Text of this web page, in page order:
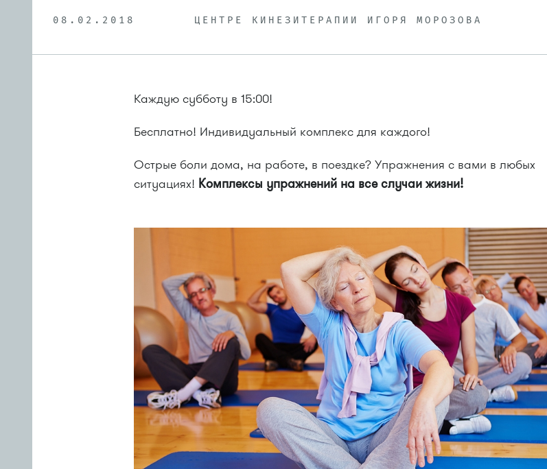
08.02.2018 ЦЕНТРЕ КИНЕЗИТЕРАПИИ ИГОРЯ МОРОЗОВА
Каждую субботу в 15:00!
Бесплатно! Индивидуальный комплекс для каждого!
Острые боли дома, на работе, в поездке? Упражнения с вами в любых
ситуациях! Комплексы упражнений на все случаи жизни!